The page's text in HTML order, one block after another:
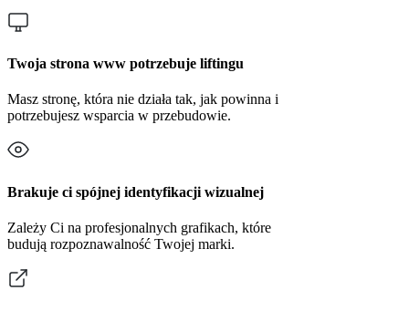
Twoja strona www potrzebuje liftingu
Masz stronę, która nie działa tak, jak powinna i
potrzebujesz wsparcia w przebudowie.
Brakuje ci spójnej identyfikacji wizualnej
Zależy Ci na profesjonalnych grafikach, które
budują rozpoznawalność Twojej marki.